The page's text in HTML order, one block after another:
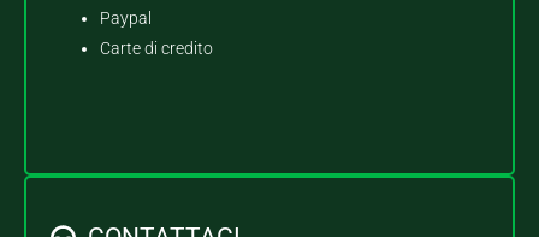
Paypal
Carte di credito